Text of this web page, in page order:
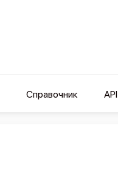
Справочник API